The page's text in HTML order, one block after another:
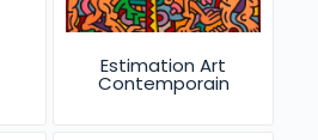
Estimation Art
Contemporain